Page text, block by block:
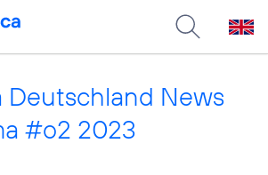
Deutschland News
#o2 2023